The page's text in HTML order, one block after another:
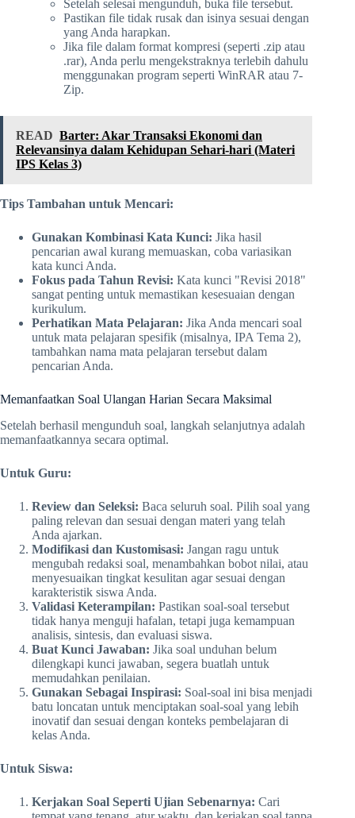
Setelah selesai mengunduh, buka file tersebut.
Pastikan file tidak rusak dan isinya sesuai dengan
yang Anda harapkan.
Jika file dalam format kompresi (seperti .zip atau
.rar), Anda perlu mengekstraknya terlebih dahulu
menggunakan program seperti WinRAR atau 7-
Zip.
READ Barter: Akar Transaksi Ekonomi dan
Relevansinya dalam Kehidupan Sehari-hari (Materi
IPS Kelas 3)
Tips Tambahan untuk Mencari:
Gunakan Kombinasi Kata Kunci: Jika hasil
pencarian awal kurang memuaskan, coba variasikan
kata kunci Anda.
Fokus pada Tahun Revisi: Kata kunci "Revisi 2018"
sangat penting untuk memastikan kesesuaian dengan
kurikulum.
Perhatikan Mata Pelajaran: Jika Anda mencari soal
untuk mata pelajaran spesifik (misalnya, IPA Tema 2),
tambahkan nama mata pelajaran tersebut dalam
pencarian Anda.
Memanfaatkan Soal Ulangan Harian Secara Maksimal
Setelah berhasil mengunduh soal, langkah selanjutnya adalah
memanfaatkannya secara optimal.
Untuk Guru:
Review dan Seleksi: Baca seluruh soal. Pilih soal yang
paling relevan dan sesuai dengan materi yang telah
Anda ajarkan.
Modifikasi dan Kustomisasi: Jangan ragu untuk
mengubah redaksi soal, menambahkan bobot nilai, atau
menyesuaikan tingkat kesulitan agar sesuai dengan
karakteristik siswa Anda.
Validasi Keterampilan: Pastikan soal-soal tersebut
tidak hanya menguji hafalan, tetapi juga kemampuan
analisis, sintesis, dan evaluasi siswa.
Buat Kunci Jawaban: Jika soal unduhan belum
dilengkapi kunci jawaban, segera buatlah untuk
memudahkan penilaian.
Gunakan Sebagai Inspirasi: Soal-soal ini bisa menjadi
batu loncatan untuk menciptakan soal-soal yang lebih
inovatif dan sesuai dengan konteks pembelajaran di
kelas Anda.
Untuk Siswa:
Kerjakan Soal Seperti Ujian Sebenarnya: Cari